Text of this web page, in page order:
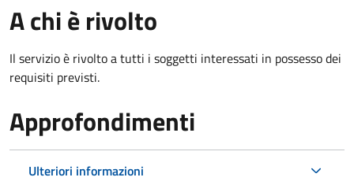
A chi è rivolto
Il servizio è rivolto a tutti i soggetti interessati in possesso dei
requisiti previsti.
Approfondimenti
Ulteriori informazioni